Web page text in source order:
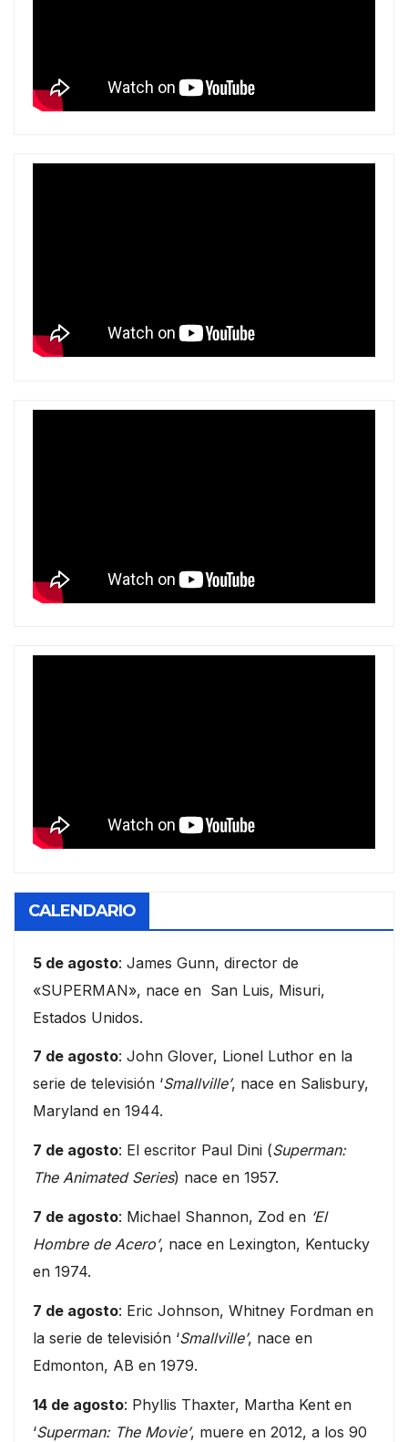
CALENDARIO
5 de agosto: James Gunn, director de
«SUPERMAN», nace en San Luis, Misuri,
Estados Unidos.
7 de agosto: John Glover, Lionel Luthor en la
serie de televisión ‘Smallville’, nace en Salisbury,
Maryland en 1944.
7 de agosto: El escritor Paul Dini (Superman:
The Animated Series) nace en 1957.
7 de agosto: Michael Shannon, Zod en ‘El
Hombre de Acero’, nace en Lexington, Kentucky
en 1974.
7 de agosto: Eric Johnson, Whitney Fordman en
la serie de televisión ‘Smallville’, nace en
Edmonton, AB en 1979.
14 de agosto: Phyllis Thaxter, Martha Kent en
‘Superman: The Movie’, muere en 2012, a los 90